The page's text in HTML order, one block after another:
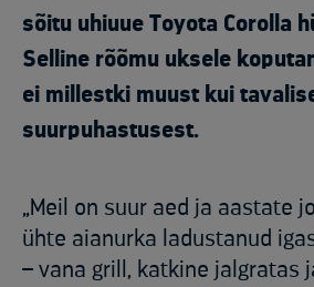
sõitu uhiuue Toyota Corolla
Selline rõõmu uksele
ei millestki muust kui
suurpuhastusest.
„Meil on suur aed ja aastate
ühte aianurka ladustanud
– vana grill, katkine jalgratas